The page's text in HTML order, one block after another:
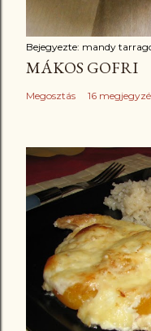
Bejegyezte: mandy
MÁKOS GOFRI
Megosztás 16